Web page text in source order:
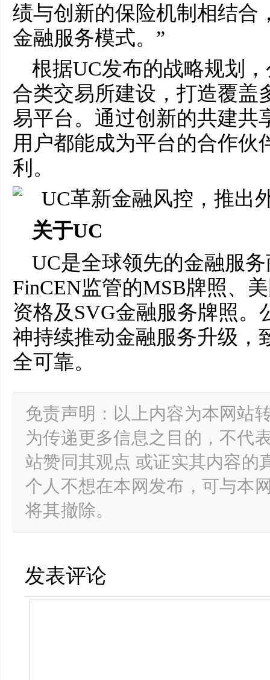
绩与创新的保险机制相结合
金融服务模式。”
根据UC发布的战略规划
合类交易所建设，打造覆盖
易平台。通过创新的共建共
用户都能成为平台的合作伙
利。
关于UC
UC是全球领先的金融服
FinCEN监管的MSB牌照、
资格及SVG金融服务牌照。
神持续推动金融服务升级，
全可靠。
免责声明：以上内容为本网站
为传递更多信息之目的，不代
站赞同其观点 或证实其内容的
个人不想在本网发布，可与本
将其撤除。
发表评论